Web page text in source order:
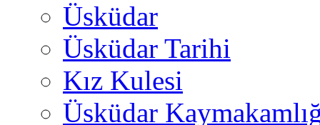
Üsküdar
Üsküdar Tarihi
Kız Kulesi
Üsküdar